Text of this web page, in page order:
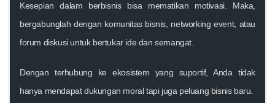
Kesepian dalam berbisnis bisa mematikan motivasi. Maka,
bergabunglah dengan komunitas bisnis, networking event, atau
forum diskusiuntuk bertukar ide dan semangat.
Dengan terhubung ke ekosistem yang suportif, Anda tidak
hanya mendapat dukungan moral tapi juga peluang bisnis baru.